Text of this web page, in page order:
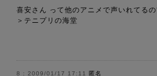
喜安さん って他のアニメで声いれてる
＞テニプリの海堂
2009/01/17 17:11 匿名